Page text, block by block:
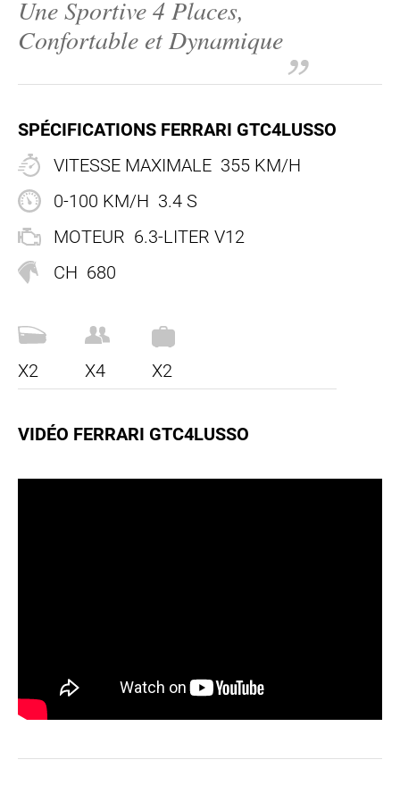
FR
+44 203 8079 515
Une Sportive 4 Places,
Confortable et Dynamique
SPÉCIFICATIONS FERRARI GTC4LUSSO
VITESSE MAXIMALE 355 KM/H
0-100 KM/H 3.4 S
MOTEUR 6.3-LITER V12
CH 680
X2 X4 X2
VIDÉO FERRARI GTC4LUSSO